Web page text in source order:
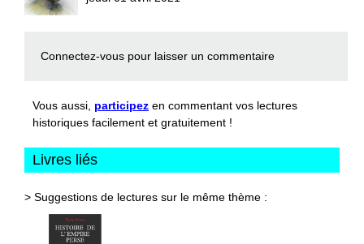
Connectez-vous pour laisser un commentaire
Vous aussi, participez en commentant vos lectures
historiques facilement et gratuitement !
Livres liés
> Suggestions de lectures sur le même thème :